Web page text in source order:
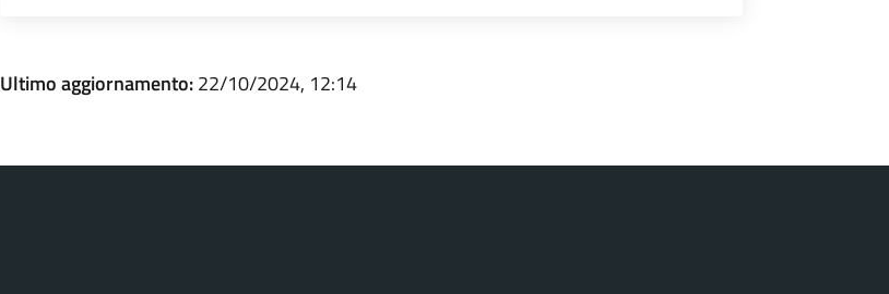
Ultimo aggiornamento:22/10/2024, 12:14